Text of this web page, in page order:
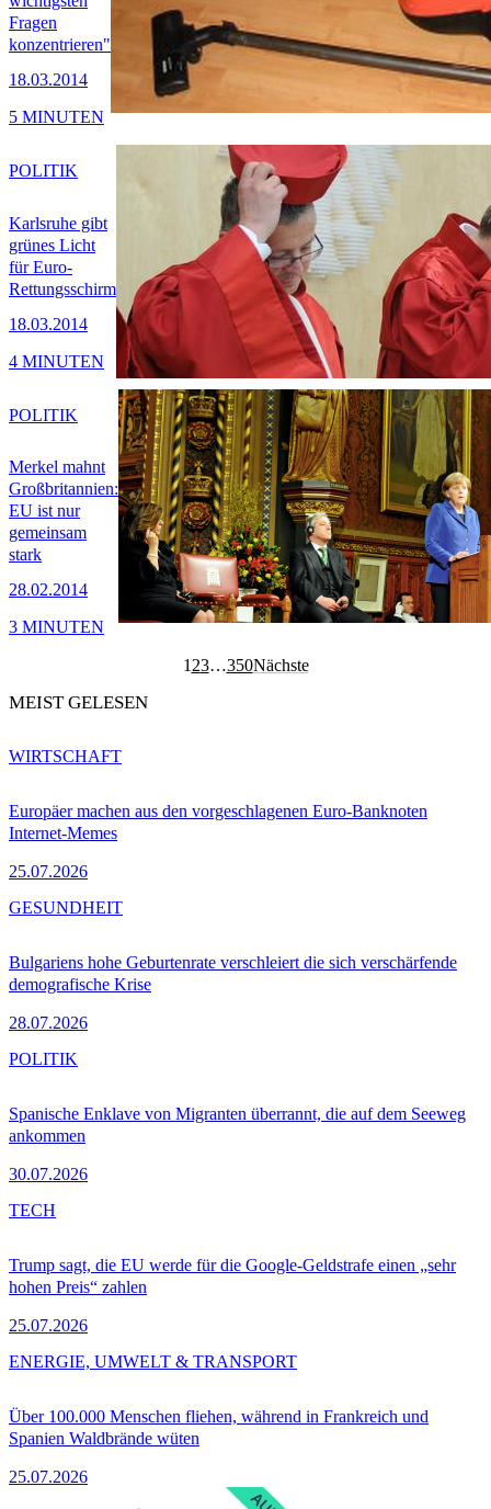
Fragen
konzentrieren"
18.03.2014
5 MINUTEN
Karlsruhe gibt
grünes Licht
für Euro-
Rettungsschirm
18.03.2014
POLITIK
4 MINUTEN
Merkel mahnt
Großbritannien:
EU ist nur
gemeinsam
stark
28.02.2014
POLITIK
3 MINUTEN
1 23…350Nächste
MEIST GELESEN
Europäer machen aus den vorgeschlagenen Euro-Banknoten
Internet-Memes
25.07.2026
WIRTSCHAFT
Bulgariens hohe Geburtenrate verschleiert die sich verschärfende
demografische Krise
28.07.2026
GESUNDHEIT
Spanische Enklave von Migranten überrannt, die auf dem Seeweg
ankommen
30.07.2026
POLITIK
Trump sagt, die EU werde für die Google-Geldstrafe einen „sehr
hohen Preis“ zahlen
25.07.2026
TECH
Über 100.000 Menschen fliehen, während in Frankreich und
Spanien Waldbrände wüten
25.07.2026
ENERGIE, UMWELT & TRANSPORT